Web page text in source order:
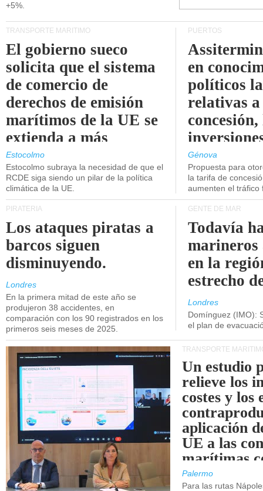
+5%.
TRANSPORTE MARÍTIMO
El gobierno sueco
solicita que el sistema
de comercio de
derechos de emisión
marítimos de la UE se
extienda a más
buques.
Estocolmo
Estocolmo subraya la necesidad de que el
RCDE siga siendo un pilar de la política
climática de la UE.
PUERTOS
en
políticos
relativas a
concesión,
Génova
Propuesta para
la tarifa de
aumenten el tráfico
PIRATERÍA
Los ataques piratas a
barcos siguen
disminuyendo.
Londres
En la primera mitad de este año se
produjeron 38 accidentes, en
comparación con los 90 registrados en los
primeros seis meses de 2025.
GENTE DE MAR
Todavía
marineros
en la
estrecho
Londres
Domínguez (IMO):
el plan de
TRANSPORTE
Un estudio
relieve los
costes y los
aplicación
UE a las
marítimas
de Sicilia.
Palermo
Para las rutas